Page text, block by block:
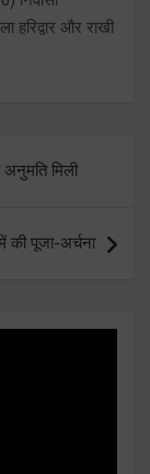
हरिद्वार और राखी
अनुमति मिली
की पूजा-अर्चना